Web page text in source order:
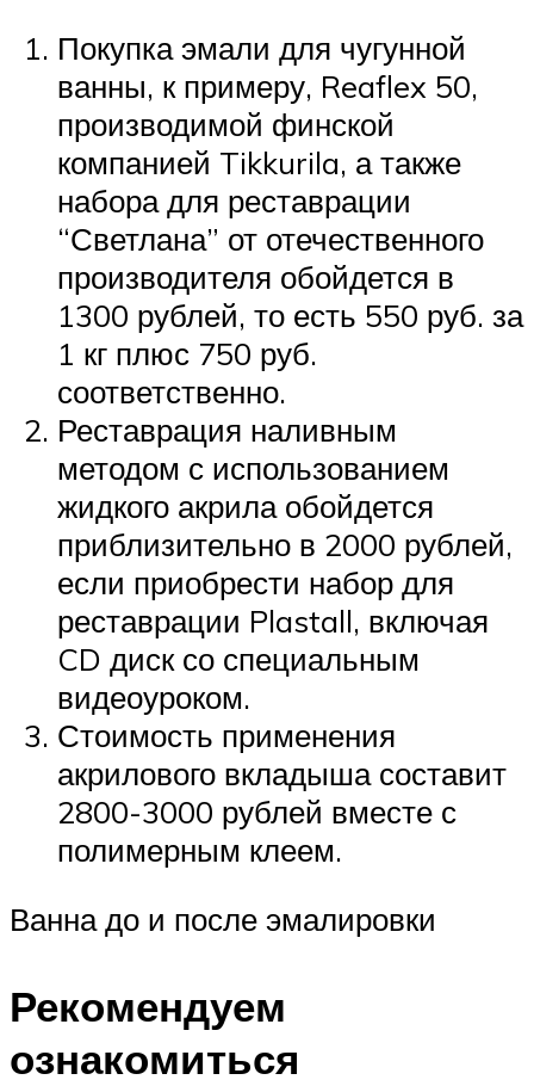
Покупка эмали для чугунной
ванны, к примеру, Reaflex 50,
производимой финской
компанией Tikkurila, а также
набора для реставрации
“Светлана” от отечественного
производителя обойдется в
1300 рублей, то есть 550 руб. за
1 кг плюс 750 руб.
соответственно.
Реставрация наливным
методом с использованием
жидкого акрила обойдется
приблизительно в 2000 рублей,
если приобрести набор для
реставрации Plastall, включая
CD диск со специальным
видеоуроком.
Стоимость применения
акрилового вкладыша составит
2800-3000 рублей вместе с
полимерным клеем.
Ванна до и после эмалировки
Рекомендуем
ознакомиться